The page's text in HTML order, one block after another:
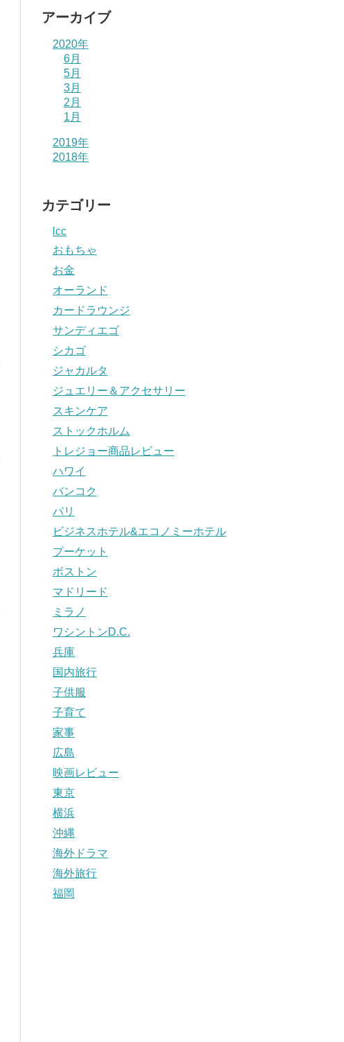
アーカイブ
2020年
6月
5月
3月
2月
1月
2019年
2018年
カテゴリー
lcc
おもちゃ
お金
オーランド
カードラウンジ
サンディエゴ
シカゴ
ジャカルタ
ジュエリー＆アクセサリー
スキンケア
ストックホルム
トレジョー商品レビュー
ハワイ
バンコク
パリ
ビジネスホテル&エコノミーホテル
プーケット
ボストン
マドリード
ミラノ
ワシントンD.C.
兵庫
国内旅行
子供服
子育て
家事
広島
映画レビュー
東京
横浜
沖縄
海外ドラマ
海外旅行
福岡